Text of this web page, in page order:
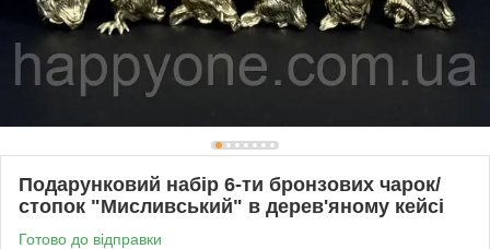
Подарунковий набір 6-ти бронзових чарок/
стопок "Мисливський" в дерев'яному кейсі
Готово до відправки